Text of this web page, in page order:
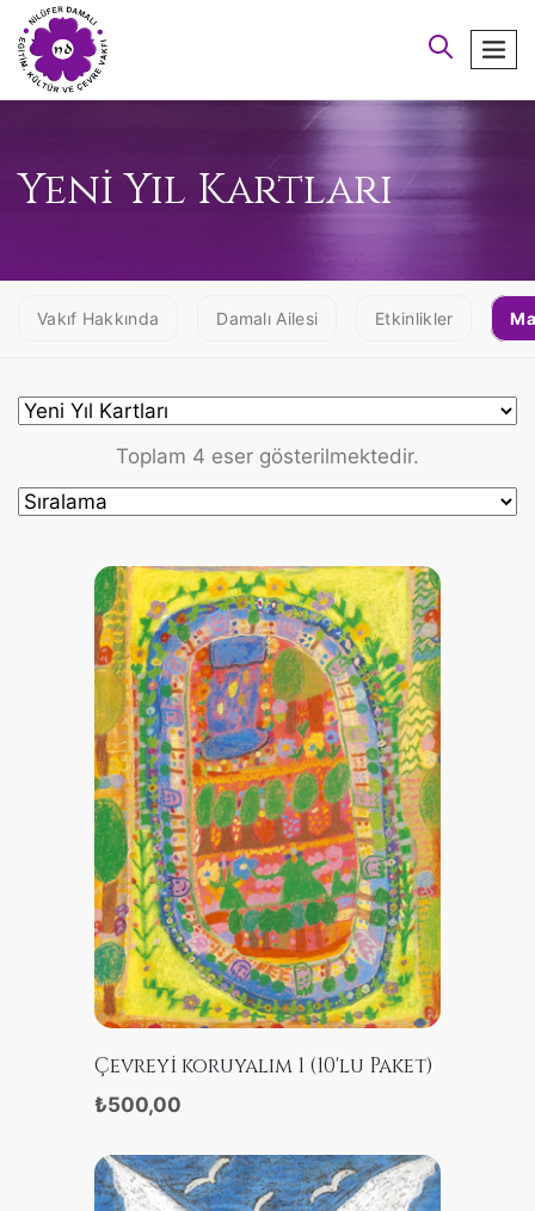
arayın
Yeni Yıl Kartları
Vakıf Hakkında Damalı Ailesi Etkinlikler
Toplam 4 eser gösterilmektedir.
SATIN ALIN
Çevreyi koruyalım 1 (10'lu Paket)
₺500,00